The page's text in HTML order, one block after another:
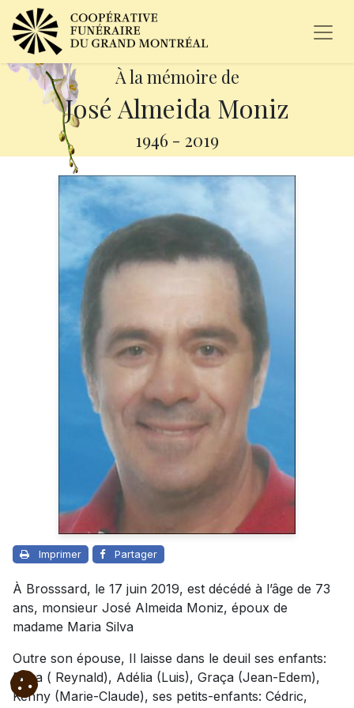
À la mémoire de
José Almeida Moniz
1946 - 2019
Imprimer Partager
À Brosssard, le 17 juin 2019, est décédé à l’âge de 73
ans, monsieur José Almeida Moniz, époux de
madame Maria Silva
Outre son épouse, Il laisse dans le deuil ses enfants:
Dora ( Reynald), Adélia (Luis), Graça (Jean-Edem),
Kenny (Marie-Claude), ses petits-enfants: Cédric,